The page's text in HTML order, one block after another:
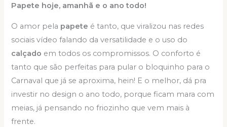
Papete hoje, amanhã e o ano todo!
O amor pela papete é tanto, que viralizou nas redes
sociais vídeo falando da versatilidade e o uso do
calçado em todos os compromissos. O conforto é
tanto que são perfeitas para pular o bloquinho para o
Carnaval que já se aproxima, hein! E o melhor, dá pra
investir no design o ano todo, porque ficam mara com
meias, já pensando no friozinho que vem mais à
frente.